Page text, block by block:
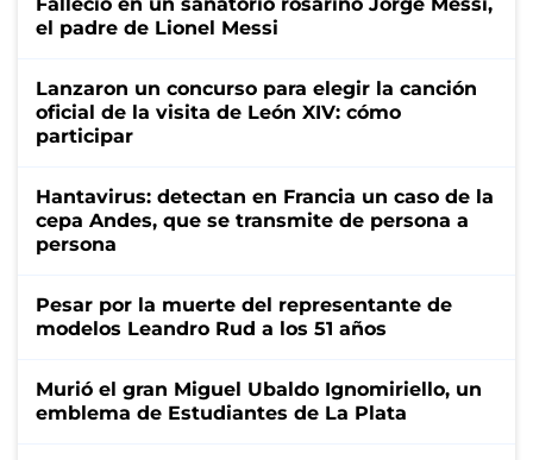
el padre de Lionel Messi
Lanzaron un concurso para elegir la canción
oficial de la visita de León XIV: cómo
participar
Hantavirus: detectan en Francia un caso de la
cepa Andes, que se transmite de persona a
persona
Pesar por la muerte del representante de
modelos Leandro Rud a los 51 años
Murió el gran Miguel Ubaldo Ignomiriello, un
emblema de Estudiantes de La Plata